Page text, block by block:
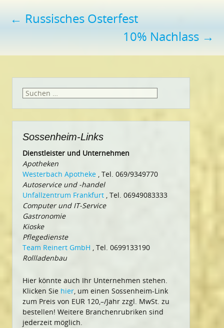
Beitragsnavigation
← Russisches Osterfest
10% Nachlass →
Suchen
Sossenheim-Links
Dienstleister und Unternehmen
Apotheken
Westerbach Apotheke , Tel. 069/9349770
Autoservice und -handel
Unfallzentrum Frankfurt , Tel. 06949083333
Computer und IT-Service
Gastronomie
Kioske
Pflegedienste
Team Reinert GmbH , Tel. 0699133190
Rollladenbau
Hier könnte auch Ihr Unternehmen stehen.
Klicken Sie hier, um einen Sossenheim-Link
zum Preis von EUR 120,–/Jahr zzgl. MwSt. zu
bestellen! Weitere Branchenrubriken sind
jederzeit möglich.